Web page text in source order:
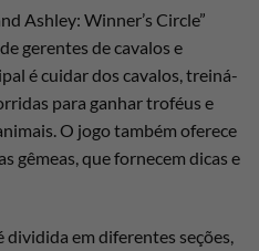
Ashley: Winner’s Circle”
gerentes de cavalos e
é cuidar dos cavalos, treiná-
para ganhar troféus e
O jogo também oferece
gêmeas, que fornecem dicas e
dividida em diferentes seções,